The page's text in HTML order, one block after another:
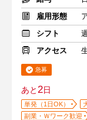
雇用形態
シフト
アクセス
急募
あと2日
単発（1日OK）
副業・Ｗワーク歓迎